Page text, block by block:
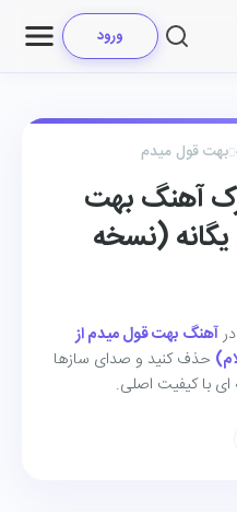
ورود
بهت قول میدم
آهنگ بهت
(نسخه
آهنگ بهت قول میدم از
حذف کنید و صدای سازها
ای با کیفیت اصلی.